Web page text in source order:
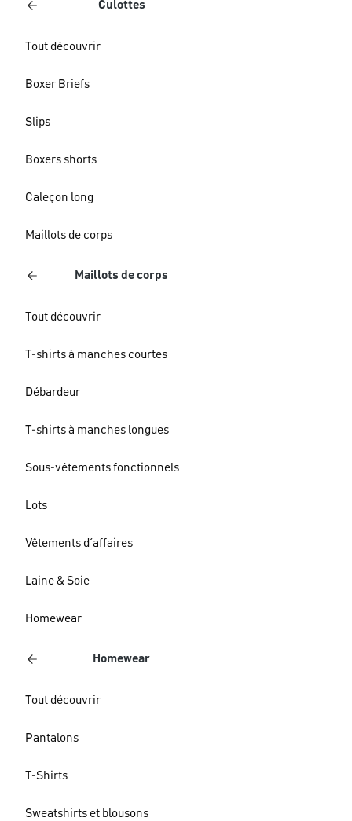
Culottes
Tout découvrir
Boxer Briefs
Slips
Boxers shorts
Caleçon long
Maillots de corps
Maillots de corps
Tout découvrir
T-shirts à manches courtes
Débardeur
T-shirts à manches longues
Sous-vêtements fonctionnels
Lots
Vêtements d´affaires
Laine & Soie
Homewear
Homewear
Tout découvrir
Pantalons
T-Shirts
Sweatshirts et blousons